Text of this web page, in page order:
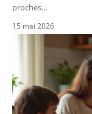
proches…
15 mai 2026